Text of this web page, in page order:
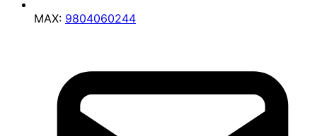
MAX: 9804060244